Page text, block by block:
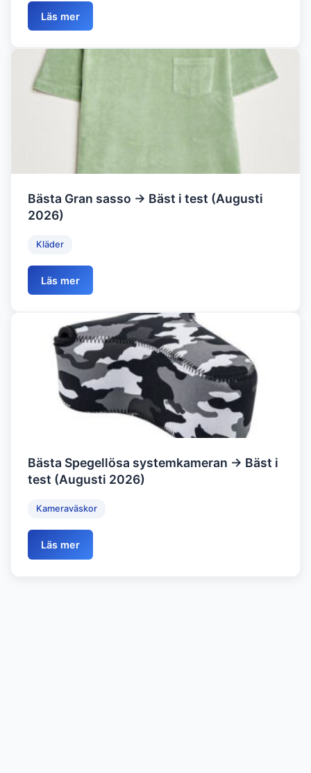
Läs mer
Bästa Gran sasso → Bäst i test (Augusti
2026)
Kläder
Läs mer
Bästa Spegellösa systemkameran → Bäst i
test (Augusti 2026)
Kameraväskor
Läs mer